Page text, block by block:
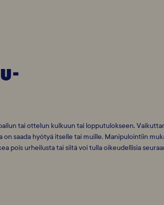
tai ottelun kulkuun tai lopputulokseen.
saada hyötyä itselle tai muille. Manipulointiin
pois urheilusta tai siitä voi tulla oikeudellisia